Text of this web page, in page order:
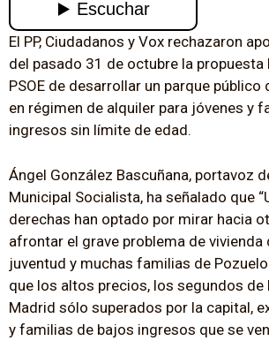
El PP, Ciudadanos y Vox rechazaron
del pasado 31 de octubre la propuesta
PSOE de desarrollar un parque público
en régimen de alquiler para jóvenes y
ingresos sin límite de edad.
Ángel González Bascuñana, portavoz
Municipal Socialista, ha señalado que
derechas han optado por mirar hacia
afrontar el grave problema de vivienda
juventud y muchas familias de
que los altos precios, los segundos de
Madrid sólo superados por la capital,
y familias de bajos ingresos que se